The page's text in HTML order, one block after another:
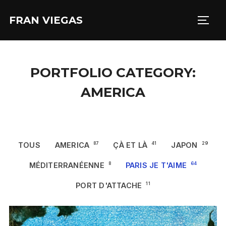
FRAN VIEGAS
PORTFOLIO CATEGORY:
AMERICA
TOUS AMERICA 87 ÇÀ ET LÀ 41 JAPON 29
MÉDITERRANÉENNE 8 PARIS JE T'AIME 64
PORT D'ATTACHE 11